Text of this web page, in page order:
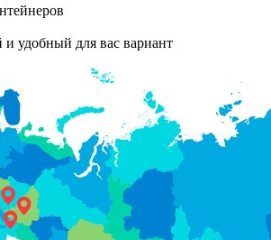
удобный для вас вариант